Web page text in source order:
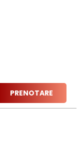
PRENOTARE